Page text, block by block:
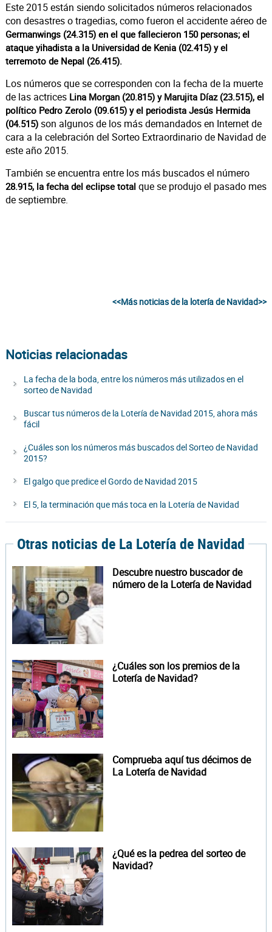
Este 2015 están siendo solicitados números relacionados
con desastres o tragedias, como fueron el accidente aéreo de
Germanwings (24.315) en el que fallecieron 150 personas; el
ataque yihadista a la Universidad de Kenia (02.415) y el
terremoto de Nepal (26.415).
Los números que se corresponden con la fecha de la muerte
de las actrices Lina Morgan (20.815) y Marujita Díaz (23.515), el
político Pedro Zerolo (09.615) y el periodista Jesús Hermida
(04.515)son algunos de los más demandados en Internet de
cara a la celebración del Sorteo Extraordinario de Navidad de
este año 2015.
También se encuentra entre los más buscados el número
28.915, la fecha del eclipse total que se produjo el pasado mes
de septiembre.
<<Más noticias de la lotería de Navidad>>
Noticias relacionadas
La fecha de la boda, entre los números más utilizados en el
sorteo de Navidad
Buscar tus números de la Lotería de Navidad 2015, ahora más
fácil
¿Cuáles son los números más buscados del Sorteo de Navidad
2015?
El galgo que predice el Gordo de Navidad 2015
El 5, la terminación que más toca en la Lotería de Navidad
Otras noticias de La Lotería de Navidad
Descubre nuestro buscador de
número de la Lotería de Navidad
¿Cuáles son los premios de la
Lotería de Navidad?
Comprueba aquí tus décimos de
La Lotería de Navidad
¿Qué es la pedrea del sorteo de
Navidad?